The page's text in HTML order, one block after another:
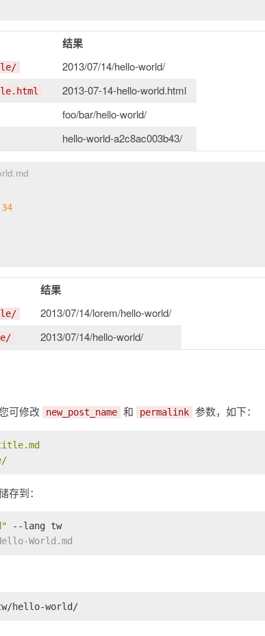
结果
2013/07/14/hello-world/
2013-07-14-hello-world.html
foo/bar/hello-world/
hello-world-a2c8ac003b43/
结果
2013/07/14/lorem/hello-world/
2013/07/14/hello-world/
可修改 new_post_name 和 permalink 参数，如下：
存到：
--lang tw
World.md
hello-world/